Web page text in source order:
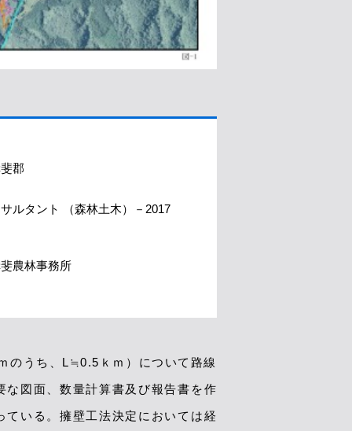
郡
ルタント （森林土木）－2017
農林事務所
のうち、L≒0.5ｋｍ）について路線
図面、数量計算書及び報告書を作
いる。擁壁工法決定においては経